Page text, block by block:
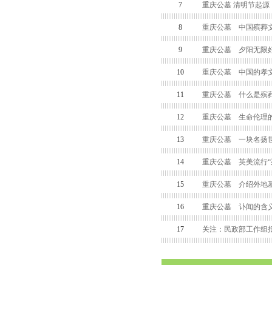
7 重庆公墓 清明节起源
8 重庆公墓 中国殡葬
9 重庆公墓 夕阳无限
10 重庆公墓 中国的孝
11 重庆公墓 什么是殡
12 重庆公墓 生命伦理
13 重庆公墓 一块名扬
14 重庆公墓 英美流行“
15 重庆公墓 介绍外地
16 重庆公墓 讣闻的含
17 关注：民政部工作组